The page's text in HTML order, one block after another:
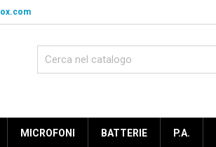
MICROFONI BATTERIE P.A.